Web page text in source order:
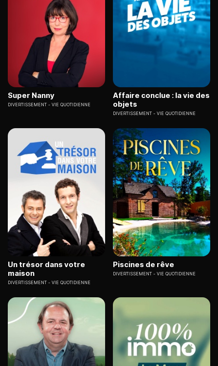
Super Nanny
DIVERTISSEMENT VIE QUOTIDIENNE
Affaire conclue : la vie des
objets
DIVERTISSEMENT VIE QUOTIDIENNE
Un trésor dans votre
maison
DIVERTISSEMENT VIE QUOTIDIENNE
Piscines de rêve
DIVERTISSEMENT VIE QUOTIDIENNE